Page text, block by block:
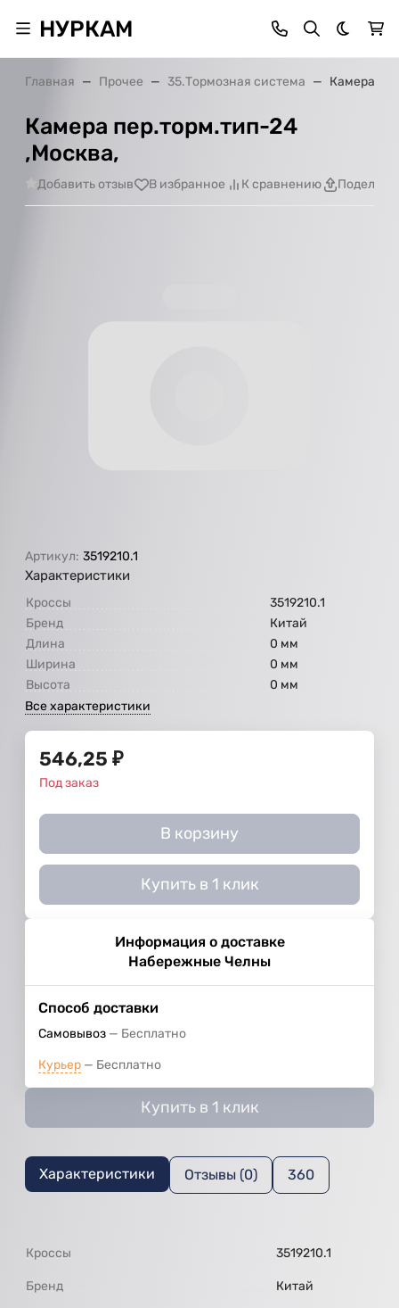
НУРКАМ Темная
Главная Прочее 35.Тормозная система Камера
Камера пер.торм.тип-24
,Москва,
Добавить отзыв В избранное К сравнению
Артикул: 3519210.1
Характеристики
Кроссы
3519210.1
Бренд
Китай
Длина
0 мм
Ширина
0 мм
Высота
0 мм
Все характеристики
546,25 ₽
Под заказ
В корзину
Купить в 1 клик
Информация о доставке
Набережные Челны
Способ доставки
Самовывоз Бесплатно
Курьер Бесплатно
Купить в 1 клик
Характеристики Отзывы (0) 360
Кроссы 3519210.1
Бренд Китай